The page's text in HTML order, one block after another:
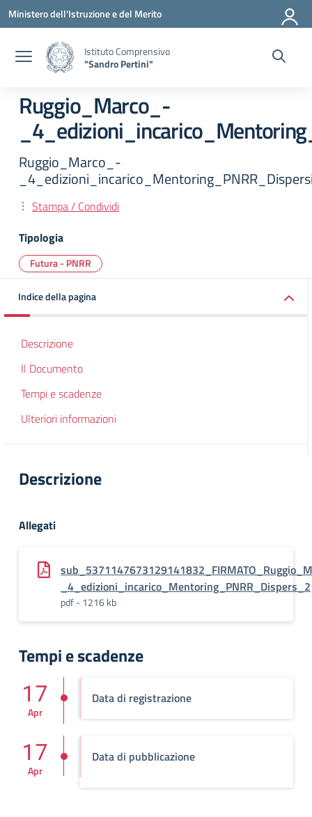
Vai ai contenuti
Vai al menu di navigazione
Vai al footer
Ministero dell'Istruzione e del Merito
Istituto Comprensivo
"Sandro Pertini"
Ruggio_Marco_-
Ruggio_Marco_-
Stampa / Condividi
Tipologia
Futura - PNRR
Indice della pagina
Descrizione
Il Documento
Tempi e scadenze
Ulteriori informazioni
Descrizione
Allegati
_4_edizioni_incarico_Mentoring_PNRR_Dispers_2
pdf - 1216 kb
Tempi e scadenze
Data di registrazione
17
Apr
Data di pubblicazione
17
Apr